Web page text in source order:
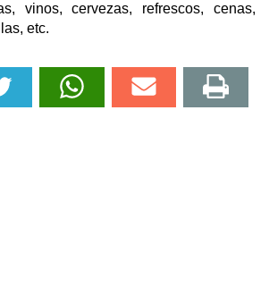
vinos, cervezas, refrescos, cenas,
etc.